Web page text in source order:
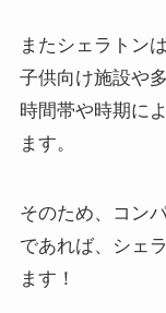
またシェラトン
子供向け施設や
時間帯や時期に
ます。
そのため、コン
であれば、シェ
ます！